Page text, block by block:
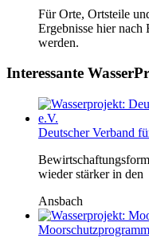
Für Orte, Ortsteile
Ergebnisse hier
werden.
Interessante
Deutscher Verband
wieder stärker in den
Ansbach